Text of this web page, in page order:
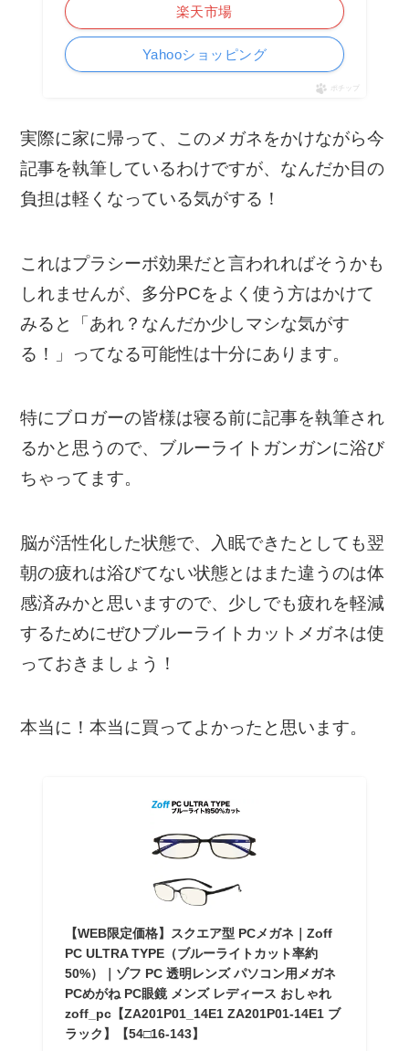
楽天市場
Yahooショッピング
ポチップ
実際に家に帰って、このメガネをかけながら今
記事を執筆しているわけですが、なんだか目の
負担は軽くなっている気がする！
これはプラシーボ効果だと言われればそうかも
しれませんが、多分PCをよく使う方はかけて
みると「あれ？なんだか少しマシな気がす
る！」ってなる可能性は十分にあります。
特にブロガーの皆様は寝る前に記事を執筆され
るかと思うので、ブルーライトガンガンに浴び
ちゃってます。
脳が活性化した状態で、入眠できたとしても翌
朝の疲れは浴びてない状態とはまた違うのは体
感済みかと思いますので、少しでも疲れを軽減
するためにぜひブルーライトカットメガネは使
っておきましょう！
本当に！本当に買ってよかったと思います。
【WEB限定価格】スクエア型 PCメガネ｜Zoff
PC ULTRA TYPE（ブルーライトカット率約
50%）｜ゾフ PC 透明レンズ パソコン用メガネ
PCめがね PC眼鏡 メンズ レディース おしゃれ
zoff_pc【ZA201P01_14E1 ZA201P01-14E1 ブ
ラック】【54□16-143】